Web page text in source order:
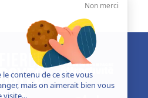
Non merci
le contenu de ce site vous
mais on aimerait bien vous
visite...